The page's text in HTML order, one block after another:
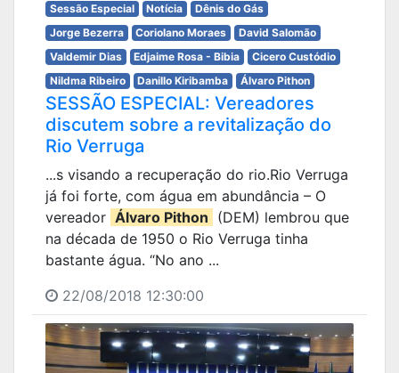
Sessão Especial
Notícia
Dênis do Gás
Jorge Bezerra
Coriolano Moraes
David Salomão
Valdemir Dias
Edjaime Rosa - Bibia
Cicero Custódio
Nildma Ribeiro
Danillo Kiribamba Álvaro Pithon
SESSÃO ESPECIAL: Vereadores
discutem sobre a revitalização do
Rio Verruga
...s visando a recuperação do rio.Rio Verruga
já foi forte, com água em abundância – O
vereador Álvaro Pithon (DEM) lembrou que
na década de 1950 o Rio Verruga tinha
bastante água. “No ano ...
22/08/2018 12:30:00